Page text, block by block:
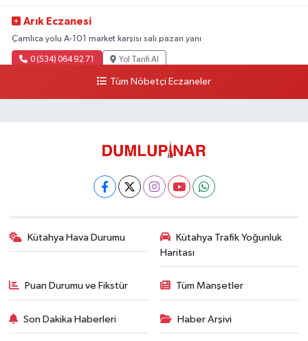
Arık Eczanesi
Çamlıca yolu A-101 market karşısı salı pazarı yanı
0 (534) 064 92 71 Yol Tarifi Al
Tüm Nöbetçi Eczaneler
Kütahya Hava Durumu
Kütahya Trafik Yoğunluk
Haritası
Puan Durumu ve Fikstür Tüm Manşetler
Son Dakika Haberleri Haber Arşivi